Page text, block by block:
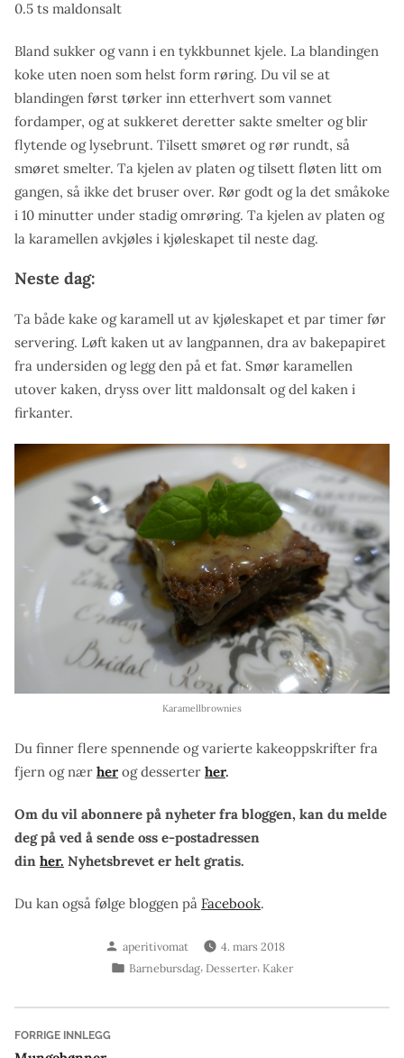
0.5 ts maldonsalt
Bland sukker og vann i en tykkbunnet kjele. La blandingen
koke uten noen som helst form røring. Du vil se at
blandingen først tørker inn etterhvert som vannet
fordamper, og at sukkeret deretter sakte smelter og blir
flytende og lysebrunt. Tilsett smøret og rør rundt, så
smøret smelter. Ta kjelen av platen og tilsett fløten litt om
gangen, så ikke det bruser over. Rør godt og la det småkoke
i 10 minutter under stadig omrøring. Ta kjelen av platen og
la karamellen avkjøles i kjøleskapet til neste dag.
Neste dag:
Ta både kake og karamell ut av kjøleskapet et par timer før
servering. Løft kaken ut av langpannen, dra av bakepapiret
fra undersiden og legg den på et fat. Smør karamellen
utover kaken, dryss over litt maldonsalt og del kaken i
firkanter.
Karamellbrownies
Du finner flere spennende og varierte kakeoppskrifter fra
fjern og nær her og desserter her.
Om du vil abonnere på nyheter fra bloggen, kan du melde
deg på ved å sende oss e-postadressen
din her. Nyhetsbrevet er helt gratis.
Du kan også følge bloggen på Facebook.
Skrevet
av
aperitivomat
4. mars 2018
Publisert
Barnebursdag, Desserter, Kaker
Innleggsnavigasjon
FORRIGE INNLEGGForrige